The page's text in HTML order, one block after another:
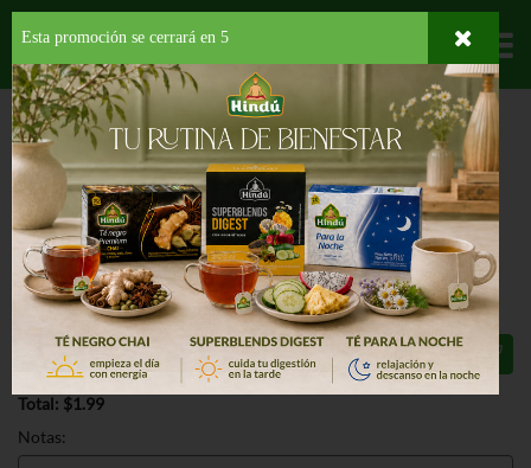
Departamentos
HOME HOGAR, SALUD Y BELLEZA ARTÍCULOS PARA LA COCINA
DE CAFÉ
MELITTA BASKET COFFEE FILTERS WHITE 8-12
MELITTA BASKET COFFEE FILTERS
WHITE 8-12 100 CT
$1.99
Total: $1.99
Notas:
Esta promoción se cerrará en 5